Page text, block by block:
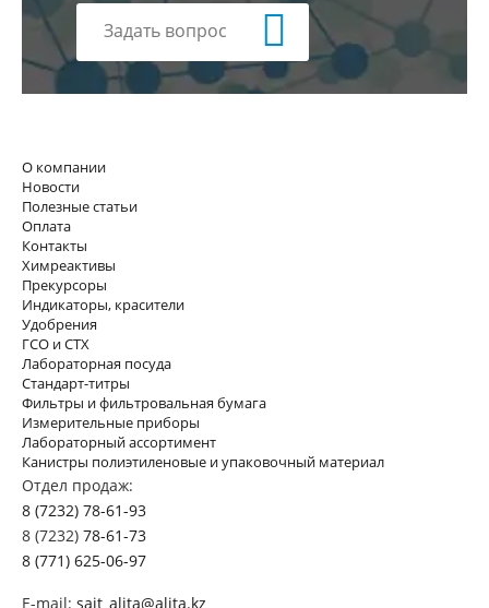
Задать вопрос
О компании
Новости
Полезные статьи
Оплата
Контакты
Химреактивы
Прекурсоры
Индикаторы, красители
Удобрения
ГСО и СТХ
Лабораторная посуда
Стандарт-титры
Фильтры и фильтровальная бумага
Измерительные приборы
Лабораторный ассортимент
Канистры полиэтиленовые и упаковочный материал
Отдел продаж:
8 (7232) 78-61-93
8 (7232) 78-61-73
8 (771) 625-06-97
E-mail: sait_alita@alita.kz